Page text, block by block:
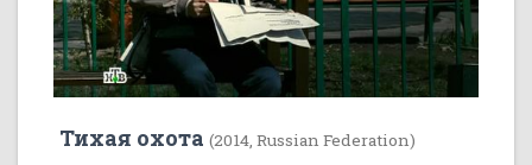
Тихая охота (2014, Russian Federation)